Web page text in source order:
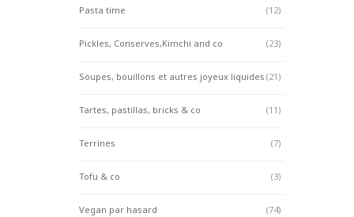
Pasta time (12)
Pickles, Conserves,Kimchi and co (23)
Soupes, bouillons et autres joyeux liquides (21)
Tartes, pastillas, bricks & co (11)
Terrines (7)
Tofu & co (3)
Vegan par hasard (74)